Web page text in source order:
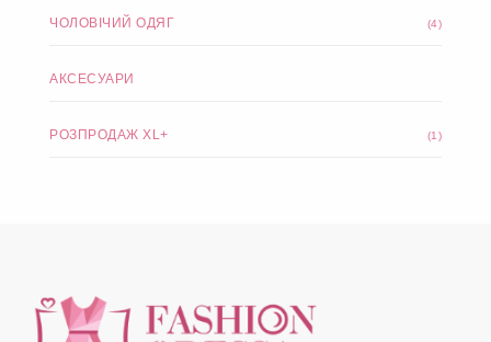
ЧОЛОВІЧИЙ ОДЯГ (4)
АКСЕСУАРИ
РОЗПРОДАЖ XL+ (1)